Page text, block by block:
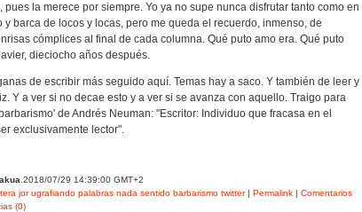
pues la merece por siempre. Yo ya no supe nunca disfrutar tanto como en
y barca de locos y locas, pero me queda el recuerdo, inmenso, de
cómplices al final de cada columna. Qué puto amo era. Qué puto
dieciocho años después.
de escribir más seguido aquí. Temas hay a saco. Y también de leer y
Y a ver si no decae esto y a ver si se avanza con aquello. Traigo para
de Andrés Neuman: "Escritor: Individuo que fracasa en el
exclusivamente lector".
.2018/07/29 14:39:00 GMT+2
jor ugrafiando palabras nada sentido barbarismo twitter| Permalink | Comentarios
(0)